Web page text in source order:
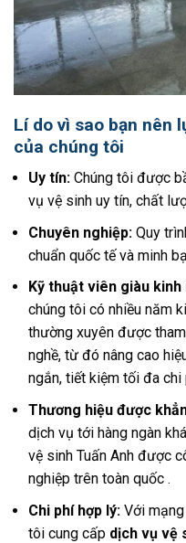
Lí do vì sao bạn nên
của chúng tôi
Uy tín: Chúng tôi được
vụ vệ sinh uy tín, chất
Chuyên nghiệp: Quy
chuẩn quốc tế và minh
Kỹ thuật viên giàu kinh
chúng tôi có nhiều năm
thường xuyên được
nghề, từ đó nâng cao
ngắn, tiết kiệm tối đa chi
Thương hiệu được
dịch vụ tới hàng ngàn
vệ sinh Tuấn Anh được
nghiệp trên toàn quốc .
Chi phí hợp lý: Với
tôi cung cấp dịch vụ vệ